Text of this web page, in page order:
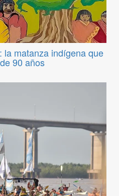
la matanza indígena que
90 años